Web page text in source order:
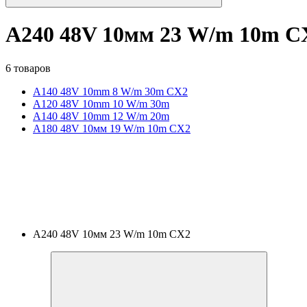
A240 48V 10мм 23 W/m 10m
6 товаров
A140 48V 10mm 8 W/m 30m CX2
A120 48V 10mm 10 W/m 30m
A140 48V 10mm 12 W/m 20m
A180 48V 10мм 19 W/m 10m CX2
A240 48V 10мм 23 W/m 10m CX2